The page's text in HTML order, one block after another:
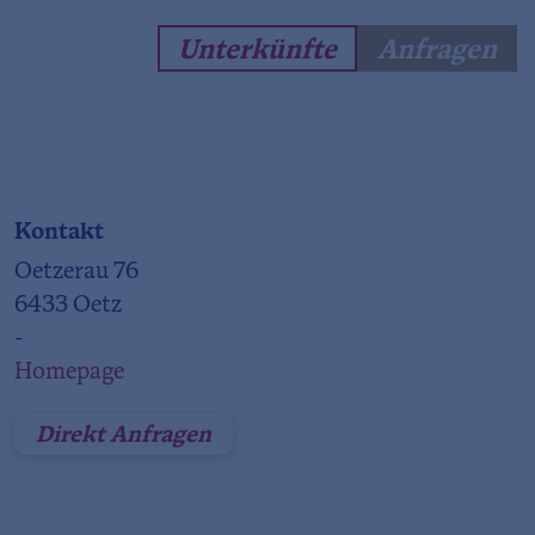
Kontakt
Oetzerau 76
6433 Oetz
-
Homepage
Direkt Anfragen
Unterkünfte Anfragen